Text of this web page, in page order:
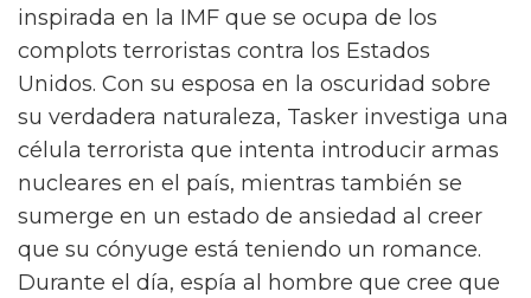
inspirada en la IMF que se ocupa de los
complots terroristas contra los Estados
Unidos. Con su esposa en la oscuridad sobre
su verdadera naturaleza, Tasker investiga una
célula terrorista que intenta introducir armas
nucleares en el país, mientras también se
sumerge en un estado de ansiedad al creer
que su cónyuge está teniendo un romance.
Durante el día, espía al hombre que cree que